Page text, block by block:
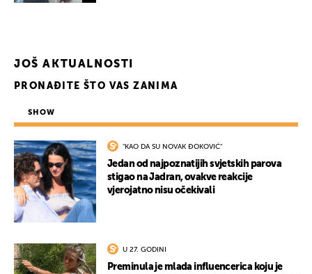
JOŠ AKTUALNOSTI
PRONAĐITE ŠTO VAS ZANIMA
SHOW
"KAO DA SU NOVAK ĐOKOVIĆ"
Jedan od najpoznatijih svjetskih parova
stigao na Jadran, ovakve reakcije
vjerojatno nisu očekivali
U 27. GODINI
Preminula je mlada influencerica koju je